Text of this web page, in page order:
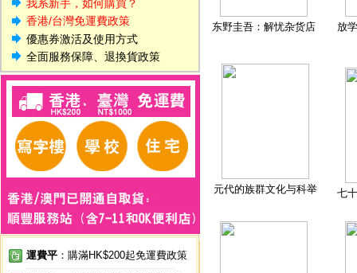
我系新手，如何購買？
香港/台灣免運費政策
優惠券激活及使用方式
全面服務保障、退換貨政策
運費平 ：購滿HK$200起免運費政策
东野圭吾：解忧杂货店 放
元代的族群文化与科举 七